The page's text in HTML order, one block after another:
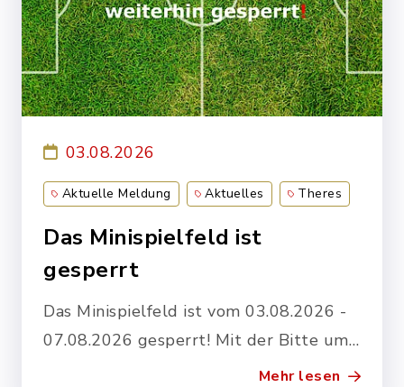
Das Minispielfeld ist
gesperrt
Das Minispielfeld ist vom 03.08.2026 -
07.08.2026 gesperrt! Mit der Bitte um
03.08.2026
Aktuelle Meldung Aktuelles Theres
Mehr lesen